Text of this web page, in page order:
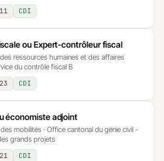
CDI
ou Expert-contrôleur fiscal
ressources humaines et des affaires
du contrôle fiscal B
CDI
économiste adjoint
mobilités · Office cantonal du génie civil -
grands projets
CDI